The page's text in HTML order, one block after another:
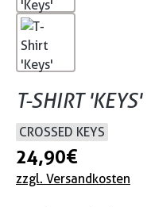
T-SHIRT 'KEYS'
CROSSED KEYS
24,90 €
zzgl. Versandkosten